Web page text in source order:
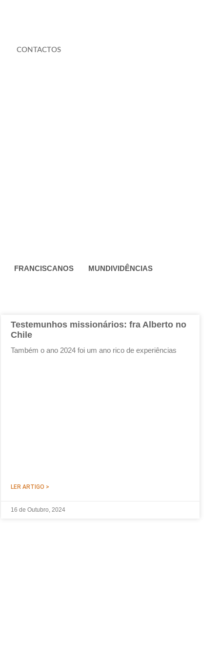
CONTACTOS
FRANCISCANOS MUNDIVIDÊNCIAS
Testemunhos missionários: fra Alberto no
Chile
Também o ano 2024 foi um ano rico de experiências
LER ARTIGO >
16 de Outubro, 2024